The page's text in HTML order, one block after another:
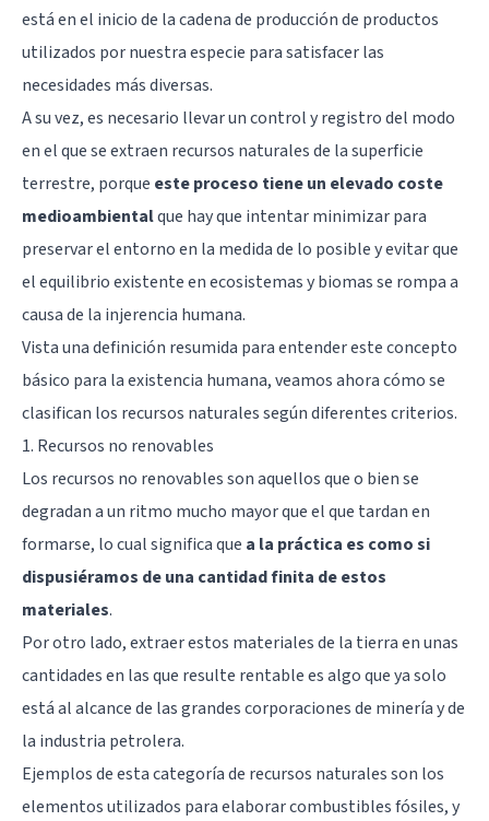
está en el inicio de la cadena de producción de productos
utilizados por nuestra especie para satisfacer las
necesidades más diversas.
A su vez, es necesario llevar un control y registro del modo
en el que se extraen recursos naturales de la superficie
terrestre, porque este proceso tiene un elevado coste
medioambientalque hay que intentar minimizar para
preservar el entorno en la medida de lo posible y evitar que
el equilibrio existente en ecosistemas y biomas se rompa a
causa de la injerencia humana.
Vista una definición resumida para entender este concepto
básico para la existencia humana, veamos ahora cómo se
clasifican los recursos naturales según diferentes criterios.
1. Recursos no renovables
Los recursos no renovables son aquellos que o bien se
degradan a un ritmo mucho mayor que el que tardan en
formarse, lo cual significa que a la práctica es como si
dispusiéramos de una cantidad finita de estos
materiales.
Por otro lado, extraer estos materiales de la tierra en unas
cantidades en las que resulte rentable es algo que ya solo
está al alcance de las grandes corporaciones de minería y de
la industria petrolera.
Ejemplos de esta categoría de recursos naturales son los
elementos utilizados para elaborar combustibles fósiles, y